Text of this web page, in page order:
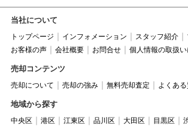
当社について
トップページ インフォメーション スタッフ紹介
お客様の声
会社概要 お問合せ 個人情報の取扱
売却コンテンツ
売却について 売却の強み 無料売却査定 よくあ
地域から探す
中央区 港区 江東区 品川区 大田区 目黒区